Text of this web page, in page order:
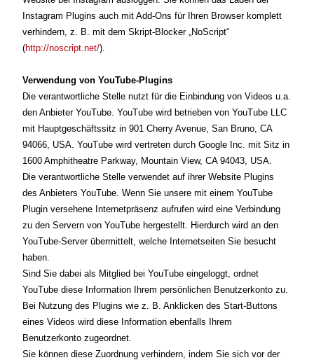
Instagram Plugins auch mit Add-Ons für Ihren Browser komplett
verhindern, z. B. mit dem Skript-Blocker „NoScript“
(http://noscript.net/).
Verwendung von YouTube-Plugins
Die verantwortliche Stelle nutzt für die Einbindung von Videos u.a.
den Anbieter YouTube. YouTube wird betrieben von YouTube LLC
mit Hauptgeschäftssitz in 901 Cherry Avenue, San Bruno, CA
94066, USA. YouTube wird vertreten durch Google Inc. mit Sitz in
1600 Amphitheatre Parkway, Mountain View, CA 94043, USA.
Die verantwortliche Stelle verwendet auf ihrer Website Plugins
des Anbieters YouTube. Wenn Sie unsere mit einem YouTube
Plugin versehene Internetpräsenz aufrufen wird eine Verbindung
zu den Servern von YouTube hergestellt. Hierdurch wird an den
YouTube-Server übermittelt, welche Internetseiten Sie besucht
haben.
Sind Sie dabei als Mitglied bei YouTube eingeloggt, ordnet
YouTube diese Information Ihrem persönlichen Benutzerkonto zu.
Bei Nutzung des Plugins wie z. B. Anklicken des Start-Buttons
eines Videos wird diese Information ebenfalls Ihrem
Benutzerkonto zugeordnet.
Sie können diese Zuordnung verhindern, indem Sie sich vor der